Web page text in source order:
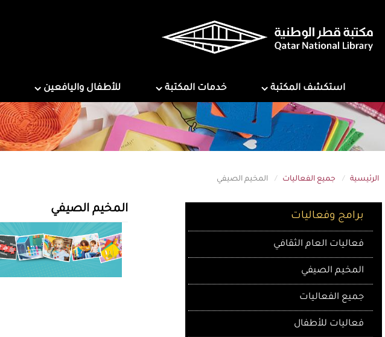
المحتوى
Explore Library
استكشف المكتبة
Services
خدمات المكتبة
For Children And Teens
للأطفال واليافعين
الرئيسية جميع الفعاليات المخيم الصيفي
Programs & Events
برامج وفعاليات
فعاليات العام الثقافي
المخيم الصيفي
جميع الفعاليات
فعاليات للأطفال
المخيم الصيفي